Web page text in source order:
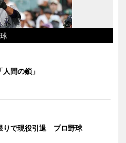
人間の鎖」
りで現役引退 プロ野球